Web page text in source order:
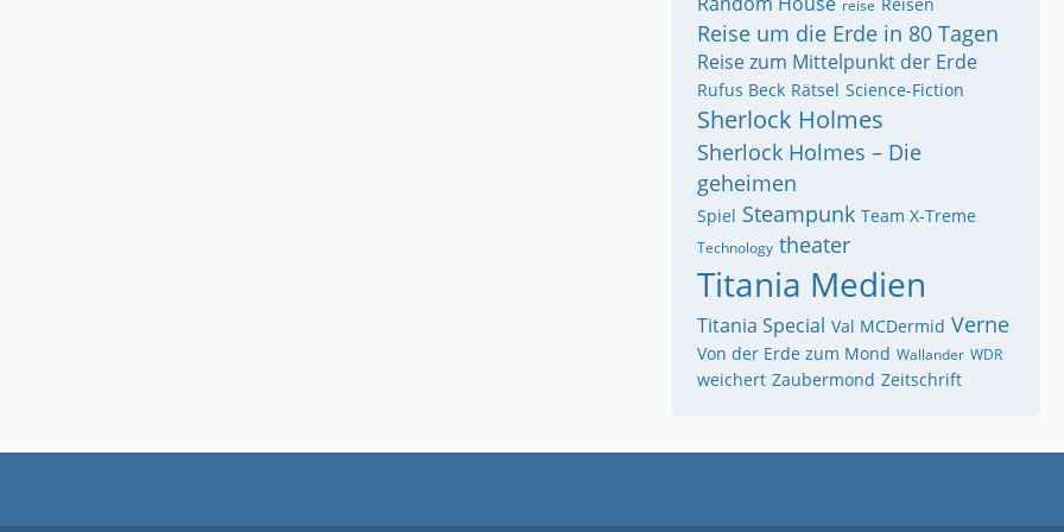
reise
Reise um die Erde in 80 Tagen
Reise zum Mittelpunkt der Erde
Rufus Beck Rätsel Science-Fiction
Sherlock Holmes
Sherlock Holmes – Die
geheimen
Spiel Steampunk Team X-Treme
Technology theater
Titania Medien
Titania Special Val MCDermid Verne
Von der Erde zum Mond Wallander WDR
weichert Zaubermond Zeitschrift